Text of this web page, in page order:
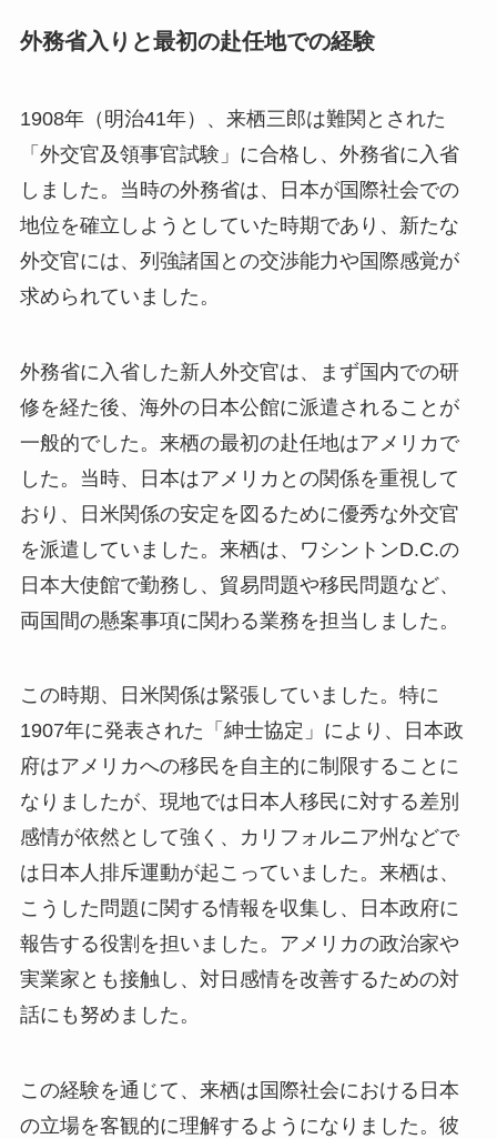
外務省入りと最初の赴任地での経験
1908年（明治41年）、来栖三郎は難関とされた
「外交官及領事官試験」に合格し、外務省に入省
しました。当時の外務省は、日本が国際社会での
地位を確立しようとしていた時期であり、新たな
外交官には、列強諸国との交渉能力や国際感覚が
求められていました。
外務省に入省した新人外交官は、まず国内での研
修を経た後、海外の日本公館に派遣されることが
一般的でした。来栖の最初の赴任地はアメリカで
した。当時、日本はアメリカとの関係を重視して
おり、日米関係の安定を図るために優秀な外交官
を派遣していました。来栖は、ワシントンD.C.の
日本大使館で勤務し、貿易問題や移民問題など、
両国間の懸案事項に関わる業務を担当しました。
この時期、日米関係は緊張していました。特に
1907年に発表された「紳士協定」により、日本政
府はアメリカへの移民を自主的に制限することに
なりましたが、現地では日本人移民に対する差別
感情が依然として強く、カリフォルニア州などで
は日本人排斥運動が起こっていました。来栖は、
こうした問題に関する情報を収集し、日本政府に
報告する役割を担いました。アメリカの政治家や
実業家とも接触し、対日感情を改善するための対
話にも努めました。
この経験を通じて、来栖は国際社会における日本
の立場を客観的に理解するようになりました。彼